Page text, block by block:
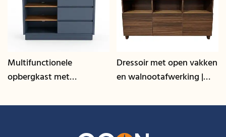
Multifunctionele
opbergkast met
25-L - GCON
Dressoir met open vakken
en walnootafwerking |